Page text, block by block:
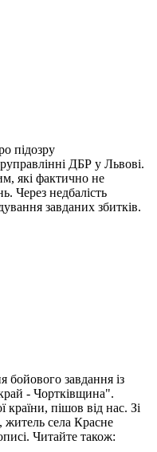
підозру
ДБР у Львові.
які фактично не
Через недбалість
завданих збитків.
бойового завдання із
- Чортківщина".
пішов від нас. Зі
житель села Красне
Читайте також: